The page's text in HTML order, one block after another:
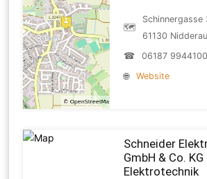
🗺
Schinnergasse
61130 Nidderau
☎
06187 9944100
🌐
Website
Schneider
GmbH & Co. KG
Elektrotechnik